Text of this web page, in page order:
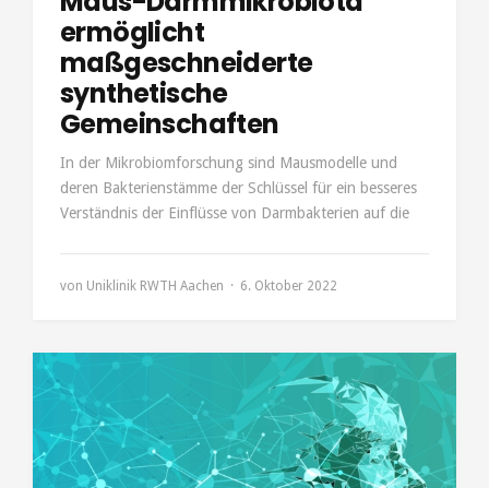
ermöglicht
maßgeschneiderte
synthetische
Gemeinschaften
In der Mikrobiomforschung sind Mausmodelle und
deren Bakterienstämme der Schlüssel für ein besseres
Verständnis der Einflüsse von Darmbakterien auf die
von Uniklinik RWTH Aachen 6. Oktober 2022